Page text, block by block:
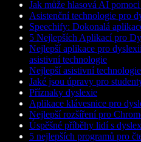
Jak může hlasová AI
Asistenční technologie pro
Speechify: Dokonalá
5 Nejlepších Aplikací pro
Nejlepší aplikace pro
asistivní technologie
Nejlepší asistivní
Jaké jsou úpravy pro
Příznaky dyslexie
Aplikace klávesnice pro
Nejlepší rozšíření pro
Úspěšné příběhy lidí s
5 nejlepších programů pro